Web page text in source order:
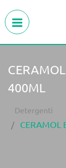
400ML
Detergenti
CERAMOL